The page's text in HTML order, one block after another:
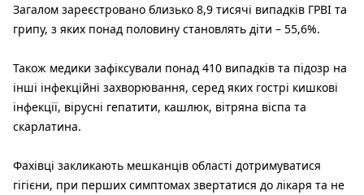
Загалом зареєстровано близько 8,9 тисячі випадків ГРВІ та
грипу, з яких понад половину становлять діти – 55,6%.
Також медики зафіксували понад 410 випадків та підозр на
інші інфекційні захворювання, серед яких гострі кишкові
інфекції, вірусні гепатити, кашлюк, вітряна віспа та
скарлатина.
Фахівці закликають мешканців області дотримуватися
гігієни, при перших симптомах звертатися до лікаря та не